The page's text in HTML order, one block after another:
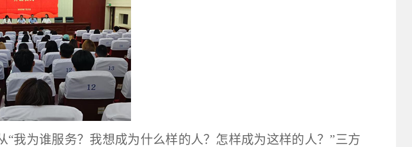
我为谁服务？我想成为什么样的人？怎样成为这样的人？”三方